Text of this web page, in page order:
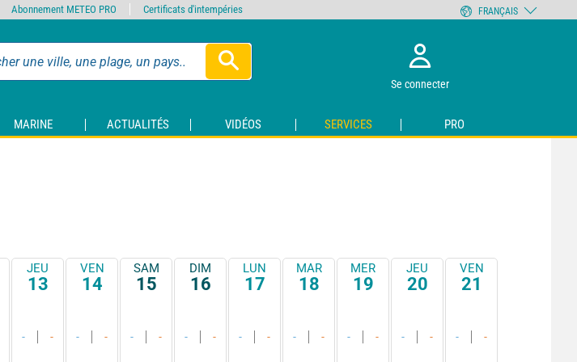
Se connecter
MARINE ACTUALITÉS VIDÉOS SERVICES PRO
JEU
13
- -
VEN
14
- -
SAM
15
- -
DIM
16
- -
LUN
17
- -
MAR
18
- -
MER
19
- -
JEU
20
- -
VEN
21
- -
Abonnement METEO PRO Certificats d'intempéries FRANÇAIS